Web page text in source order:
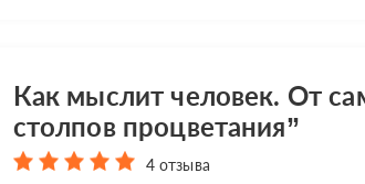
Как мыслит человек. От
столпов процветания”
4 отзыва